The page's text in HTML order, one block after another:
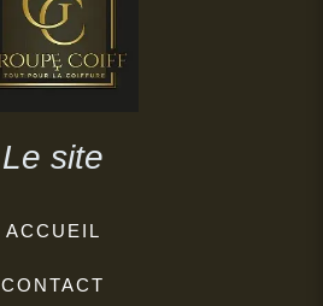
Le site
ACCUEIL
CONTACT